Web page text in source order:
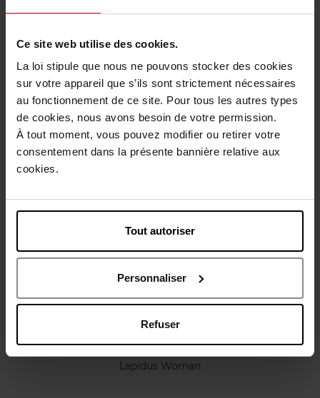
Ce site web utilise des cookies.
La loi stipule que nous ne pouvons stocker des cookies
sur votre appareil que s’ils sont strictement nécessaires
au fonctionnement de ce site. Pour tous les autres types
de cookies, nous avons besoin de votre permission.
À tout moment, vous pouvez modifier ou retirer votre
consentement dans la présente bannière relative aux
cookies.
Tout autoriser
Personnaliser
Refuser
Description
Caractéristiques
Avis client Politique relative aux avis des clients
Vous aimerez peut-être
Lapidus Woman